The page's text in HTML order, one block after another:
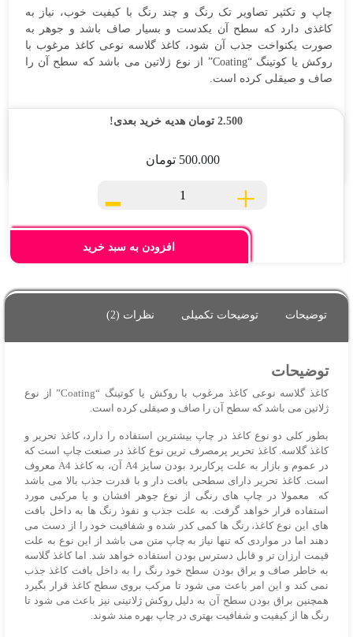
چاپ و تکثیر تصاویر تک رنگ و چند رنگ با کیفیت خوب، نیاز به
کاغذی دارد که سطح آن یکدست و بسیار صاف باشد و جوهر به
صورت یکنواخت جذب آن شود، کاغذ گلاسه نوعی کاغذ مرغوب با
روکش یا کوتینگ “Coating” از نوع ژلاتین می باشد که سطح آن را
صاف و صیقلی کرده است.
500.000 تومان
-
کاغذ
A4
براق
۲۰۰گرم
عدد
+
افزودن به سبد خرید
2.500 تومان هدیه خرید بعدی!
توضیحات توضیحات تکمیلی نظرات (2)
توضیحات
کاغذ گلاسه نوعی کاغذ مرغوب با روکش یا کوتینگ “Coating” از نوع
ژلاتین می باشد که سطح آن را صاف و صیقلی کرده است.
بطور کلی دو نوع کاغذ در چاپ بیشترین استفاده را دارد، کاغذ تحریر و
کاغذ گلاسه. کاغذ تحریر پرمصرف ترین نوع کاغذ در صنعت چاپ است که
در عموم و بازار به علت پرکاربرد بودن سایز A4 آن، به کاغذ A4 معروف
است. کاغذ تحریر دارای سطحی بافت دار و با قدرت جذب بالا می باشد
که معمولا در چاپ های رنگی از نوع جوهر افشان و یا مرکبی مورد
استفاده قرار خواهد گرفت. به علت جذب و نفوذ رنگ ها به داخل بافت
های این نوع کاغذ، رنگ ها کمی کدر شده و شفافیت خود را از دست می
دهند اما در مواردی که تنها نیاز به چاپ متن می باشد از این نوع به علت
قیمت ارزان تر و قابل دسترس بودن استفاده خواهد شد. اما کاغذ گلاسه
به خاطر صاف و براق بودن سطح خود رنگ را به داخل بافت کاغذ جذب
نمی کند و این امر باعث می شود تا مرکب بروی سطح کاغذ قرار بگیرد
همچنین براق بودن سطح آن به دلیل روکش ژلاتینی نیز باعث می شود تا
رنگ ها از کیفیت و شفافیت بهتری در چاپ بهره مند شوند.
تماس
با